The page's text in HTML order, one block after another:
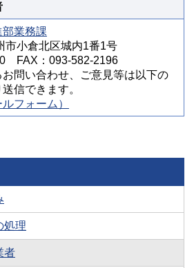
業務課
小倉北区城内1番1号
FAX：093-582-2196
問い合わせ、ご意見等は以下の
信できます。
フォーム）
処理
者